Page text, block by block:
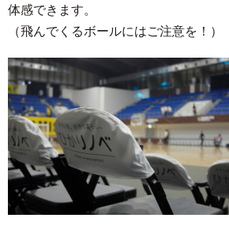
体感できます。
（飛んでくるボールにはご注意を！）